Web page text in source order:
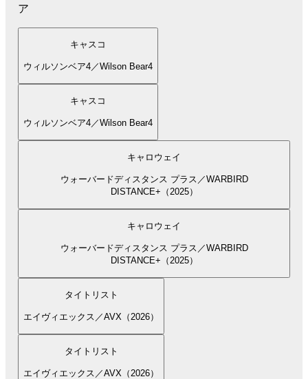
ア
キャスコ
ウィルソンベア4／Wilson Bear4
キャスコ
ウィルソンベア4／Wilson Bear4
キャロウェイ
ウォーバードディスタンス プラス／WARBIRD
DISTANCE+（2025）
キャロウェイ
ウォーバードディスタンス プラス／WARBIRD
DISTANCE+（2025）
タイトリスト
エイヴィエックス／AVX（2026）
タイトリスト
エイヴィエックス／AVX（2026）